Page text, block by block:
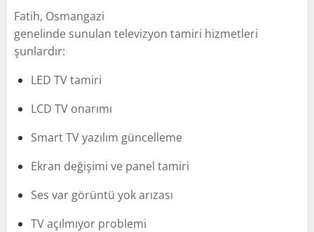
Fatih, Osmangazi
genelinde sunulan televizyon tamiri hizmetleri
şunlardır:
LED TV tamiri
LCD TV onarımı
Smart TV yazılım güncelleme
Ekran değişimi ve panel tamiri
Ses var görüntü yok arızası
TV açılmıyor problemi